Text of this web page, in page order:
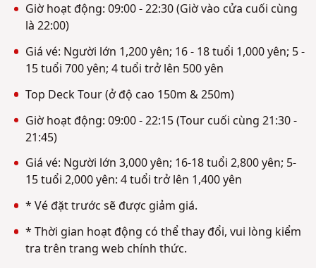
Giờ hoạt động: 09:00 - 22:30 (Giờ vào cửa cuối cùng
là 22:00)
Giá vé: Người lớn 1,200 yên; 16 - 18 tuổi 1,000 yên; 5 -
15 tuổi 700 yên; 4 tuổi trở lên 500 yên
Top Deck Tour (ở độ cao 150m & 250m)
Giờ hoạt động: 09:00 - 22:15 (Tour cuối cùng 21:30 -
21:45)
Giá vé: Người lớn 3,000 yên; 16-18 tuổi 2,800 yên; 5-
15 tuổi 2,000 yên: 4 tuổi trở lên 1,400 yên
* Vé đặt trước sẽ được giảm giá.
* Thời gian hoạt động có thể thay đổi, vui lòng kiểm
tra trên trang web chính thức.